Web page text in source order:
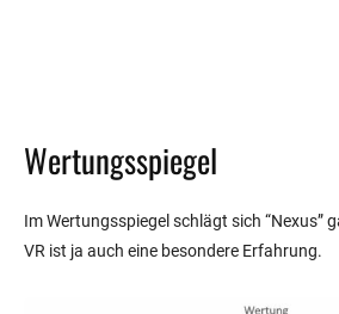
Wertungsspiegel
Im Wertungsspiegel schlägt sich “Nexus”
VR ist ja auch eine besondere Erfahrung.